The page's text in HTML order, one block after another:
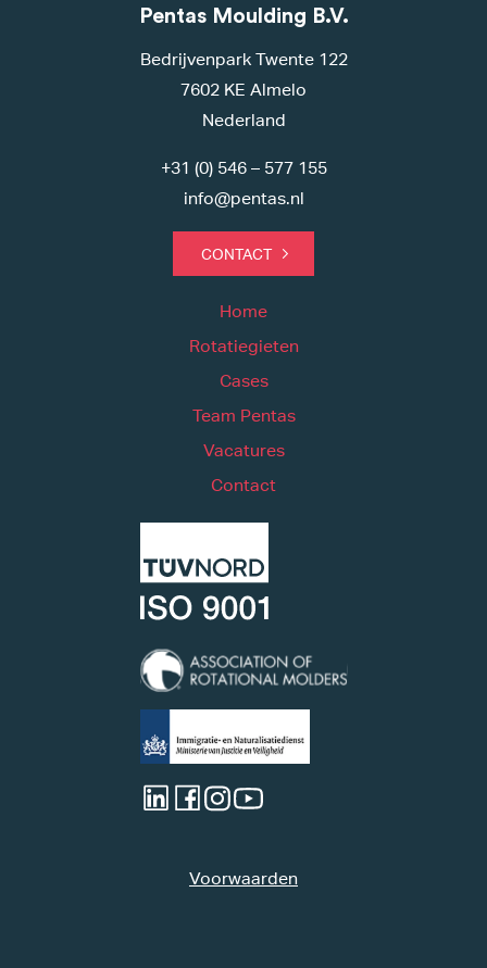
Pentas Moulding B.V.
Bedrijvenpark Twente 122
7602 KE Almelo
Nederland
+31 (0) 546 – 577 155
info@pentas.nl
CONTACT
Home
Rotatiegieten
Cases
Team Pentas
Vacatures
Contact
Voorwaarden